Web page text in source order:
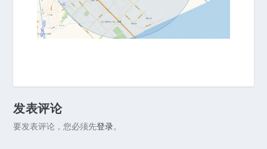
发表评论
要发表评论，您必须先登录。